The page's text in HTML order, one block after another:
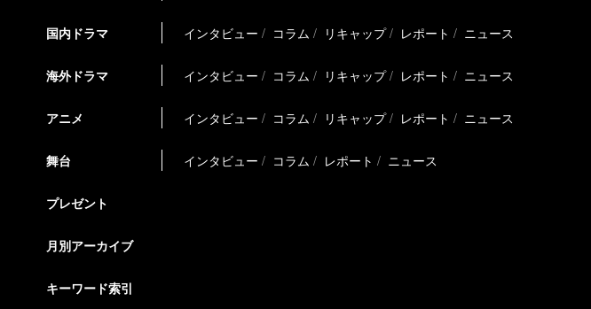
国内ドラマ インタビュー コラム リキャップ レポート ニュース
海外ドラマ インタビュー コラム リキャップ レポート ニュース
アニメ インタビュー コラム リキャップ レポート ニュース
舞台 インタビュー コラム レポート ニュース
プレゼント
月別アーカイブ
キーワード索引